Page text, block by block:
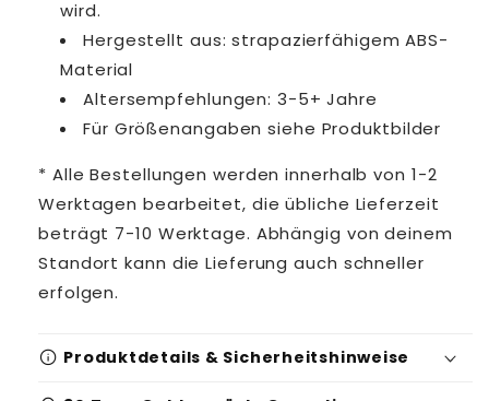
wird.
Hergestellt aus: strapazierfähigem ABS-
Material
Altersempfehlungen: 3-5+ Jahre
Für Größenangaben siehe Produktbilder
* Alle Bestellungen werden innerhalb von 1-2
Werktagen bearbeitet, die übliche Lieferzeit
beträgt 7-10 Werktage. Abhängig von deinem
Standort kann die Lieferung auch schneller
erfolgen.
info Produktdetails & Sicherheitshinweise